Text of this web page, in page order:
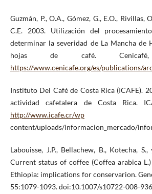
Guzmán, P., O.A., Gómez, G., E.O., Rivillas,
C.E. 2003. Utilización del
determinar la severidad de La Mancha de
hojas de café. Cenicafé,
https://www.cenicafe.org/es/publications/
Instituto Del Café de Costa Rica (ICAFE).
actividad cafetalera de Costa Rica.
http://www.icafe.cr/wp
content/uploads/informacion_mercado/
Labouisse, J.P., Bellachew, B., Kotecha,
Current status of coffee (Coffea arabica
Ethiopia: implications for conservarion.
55:1079-1093. doi:10.1007/s10722-008-